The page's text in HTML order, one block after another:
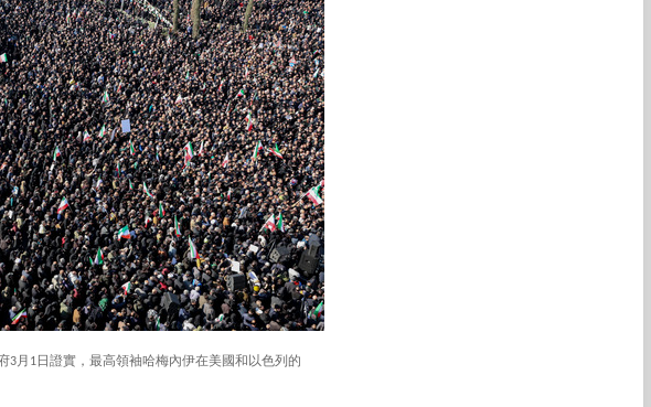
3月1日證實，最高領袖哈梅內伊在美國和以色列的